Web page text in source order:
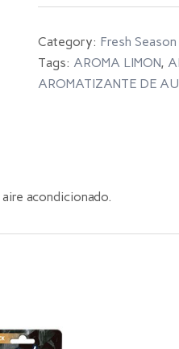
Category: Fresh Season
Tags: AROMA LIMON,
AROMATIZANTE DE
acondicionado.